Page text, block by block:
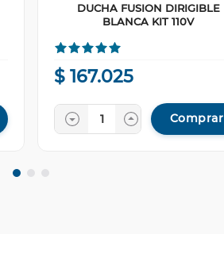
DUCHA FUSION DIRIGIBLE
BLANCA KIT 110V
$ 167.025
Comprar